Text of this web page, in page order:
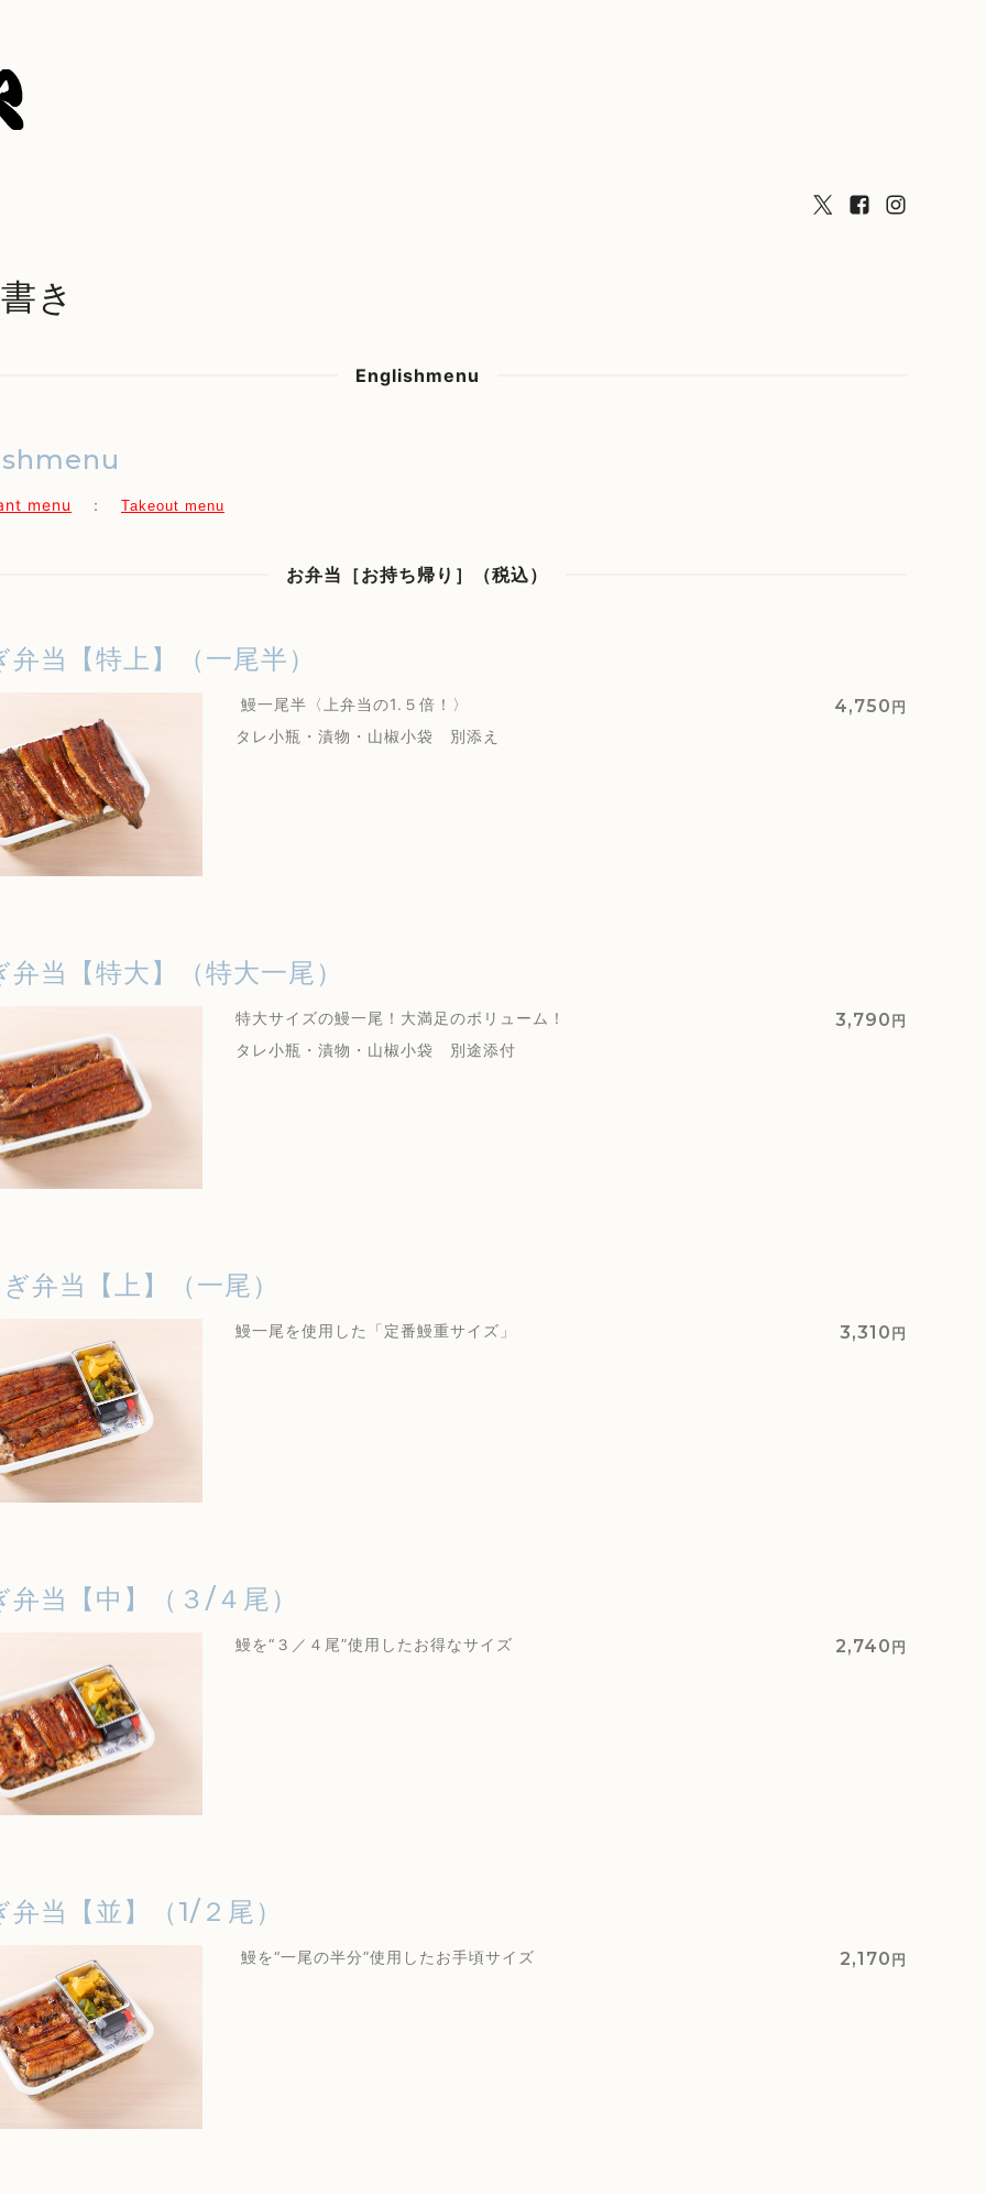
き
Englishmenu
menu ： Takeout menu
お弁当［お持ち帰り］（税込）
当【特上】（一尾半）
4,750 円
鰻一尾半〈上弁当の1.５倍！〉
タレ小瓶・漬物・山椒小袋 別添え
弁当【特大】（特大一尾）
3,790 円
特大サイズの鰻一尾！大満足のボリューム！
タレ小瓶・漬物・山椒小袋 別途添付
弁当【上】（一尾）
3,310 円
鰻一尾を使用した「定番鰻重サイズ」
弁当【中】（３/４尾）
2,740 円
鰻を“３／４尾”使用したお得なサイズ
当【並】（1/２尾）
2,170 円
鰻を“一尾の半分”使用したお手頃サイズ